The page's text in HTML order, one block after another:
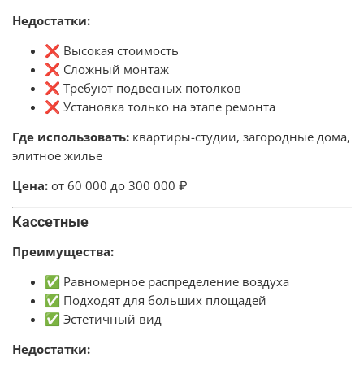
Недостатки:
❌ Высокая стоимость
❌ Сложный монтаж
❌ Требуют подвесных потолков
❌ Установка только на этапе ремонта
Где использовать: квартиры-студии, загородные дома,
элитное жилье
Цена:от 60 000 до 300 000 ₽
Кассетные
Преимущества:
✅ Равномерное распределение воздуха
✅ Подходят для больших площадей
✅ Эстетичный вид
Недостатки: